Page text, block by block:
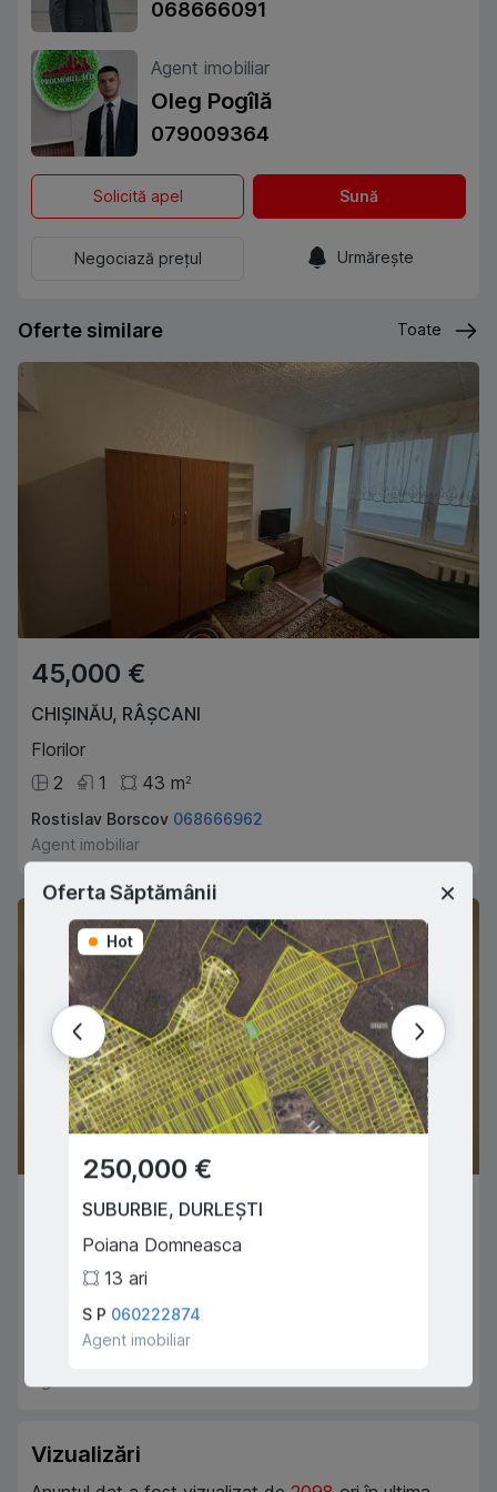
068666091
Agent imobiliar
Oleg Pogîlă
079009364
Solicită apel Sună
Negociază prețul Urmărește
Oferte similare Toate
45,000 €
CHIȘINĂU, RÂȘCANI
Florilor
2
1 43 m2
Rostislav Borscov 068666962
Agent imobiliar
43,000 €
CHIȘINĂU,RÂȘCANI
Florilor
1 24 m 2
Maia Kîvîrjik
Vizualizări
Oferta Săptămânii
Hot
250,000 €
SUBURBIE, DURLEȘTI
Poiana Domneasca
13 ari
S P 060222874
Agent imobiliar